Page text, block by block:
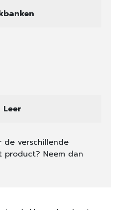
Leer
de verschillende
product? Neem dan